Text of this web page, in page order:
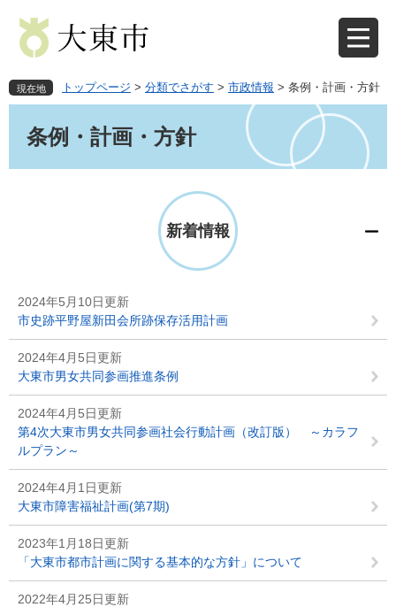
先
頭
を
飛
現在地 トップページ > 分類でさがす > 市政情報 > 条例・計画・方針
条例・計画・方針
新着情報
2024年5月10日更新
市史跡平野屋新田会所跡保存活用計画
2024年4月5日更新
大東市男女共同参画推進条例
2024年4月5日更新
第4次大東市男女共同参画社会行動計画（改訂版） ～カラフ
ルプラン～
2024年4月1日更新
大東市障害福祉計画(第7期)
2023年1月18日更新
「大東市都市計画に関する基本的な方針」について
2022年4月25日更新